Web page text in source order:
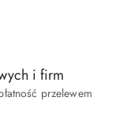
i firm
przelewem